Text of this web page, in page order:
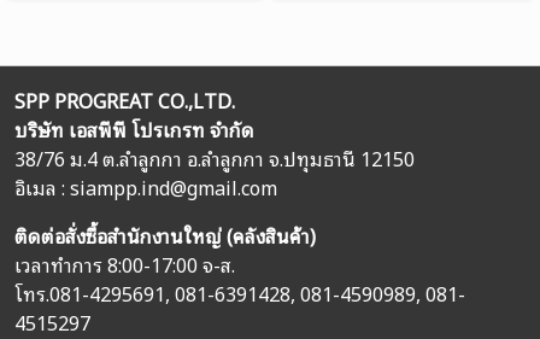
SPP PROGREAT CO.,LTD.
บริษัท เอสพีพี โปรเกรท จำกัด
38/76 ม.4 ต.ลำลูกกา อ.ลำลูกกา จ.ปทุมธานี 12150
อิเมล :siampp.ind@gmail.com
ติดต่อสั่งซื้อสำนักงานใหญ่ (คลังสินค้า)
เวลาทำการ 8:00-17:00 จ-ส.
โทร.081-4295691,081-6391428,081-4590989,081-
4515297